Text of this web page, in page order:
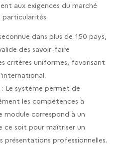
aux exigences du marché
particularités.
dans plus de 150 pays,
des savoir-faire
critères uniformes, favorisant
: Le système permet de
les compétences à
module correspond à un
ce soit pour maîtriser un
présentations professionnelles.